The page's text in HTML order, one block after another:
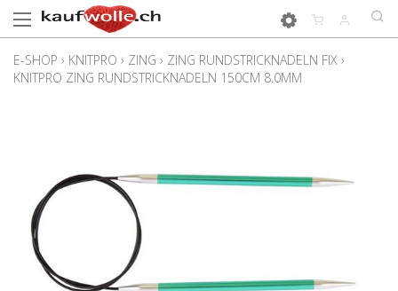
E-SHOP › KNITPRO › ZING › ZING RUNDSTRICKNADELN FIX ›
KNITPRO ZING RUNDSTRICKNADELN 150CM 8.0MM